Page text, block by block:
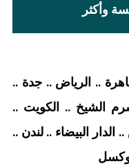
وأكثر
.. الرياض .. جدة ..
الشيخ .. الكويت ..
البيضاء .. لندن ..